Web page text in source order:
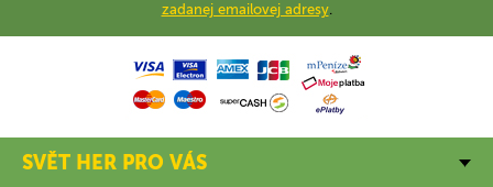
zadanej emailovej adresy.
SVĚT HER PRO VÁS